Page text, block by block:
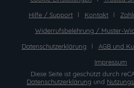
Hilfe / Support
Kontakt
Widerrufsbelehrung / Muster-
Datenschutzerklärung
AGB und
Impressum
Diese Seite ist geschützt durch
Datenschutzerklärung und